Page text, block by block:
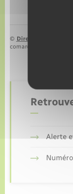
© Direction de
comarquage
Alerte